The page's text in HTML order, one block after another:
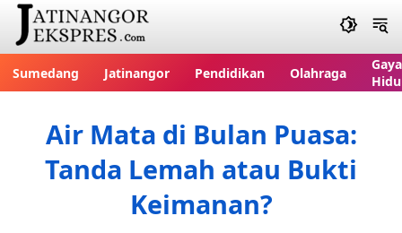
Sumedang Jatinangor Pendidikan Olahraga
Gaya
Air Mata di Bulan Puasa:
Tanda Lemah atau Bukti
Keimanan?